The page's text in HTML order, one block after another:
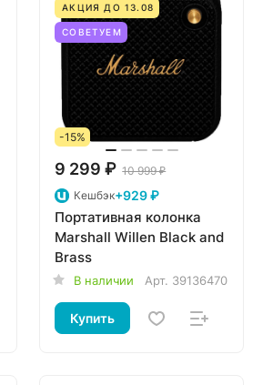
АКЦИЯ ДО 13.08
СОВЕТУЕМ
-15%
9 299 ₽ 10 999 ₽
Кешбэк+929 ₽
Портативная колонка
Marshall Willen Black and
Brass
В наличии Арт. 39136470
Купить